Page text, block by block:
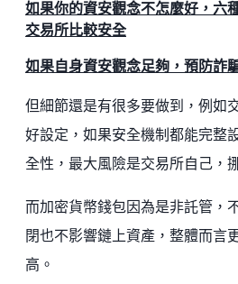
如果你的資安觀念不怎麼好，六
交易所比較安全
如果自身資安觀念足夠，預防詐
但細節還是有很多要做到，例如
好設定，如果安全機制都能完整
全性，最大風險是交易所自己，
而加密貨幣錢包因為是非託管，
閉也不影響鏈上資產，整體而言
高。